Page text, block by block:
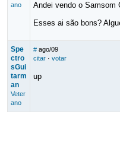
ano
Andei vendo o Samsom
Esses ai são bons?
Spe
ctro
sGui
tarm
an
Veter
ano
# ago/09
citar· votar
up